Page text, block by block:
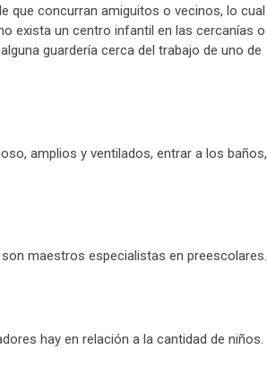
que concurran amiguitos o vecinos, lo cual
exista un centro infantil en las cercanías o
guardería cerca del trabajo de uno de
amplios y ventilados, entrar a los baños,
maestros especialistas en preescolares.
hay en relación a la cantidad de niños.